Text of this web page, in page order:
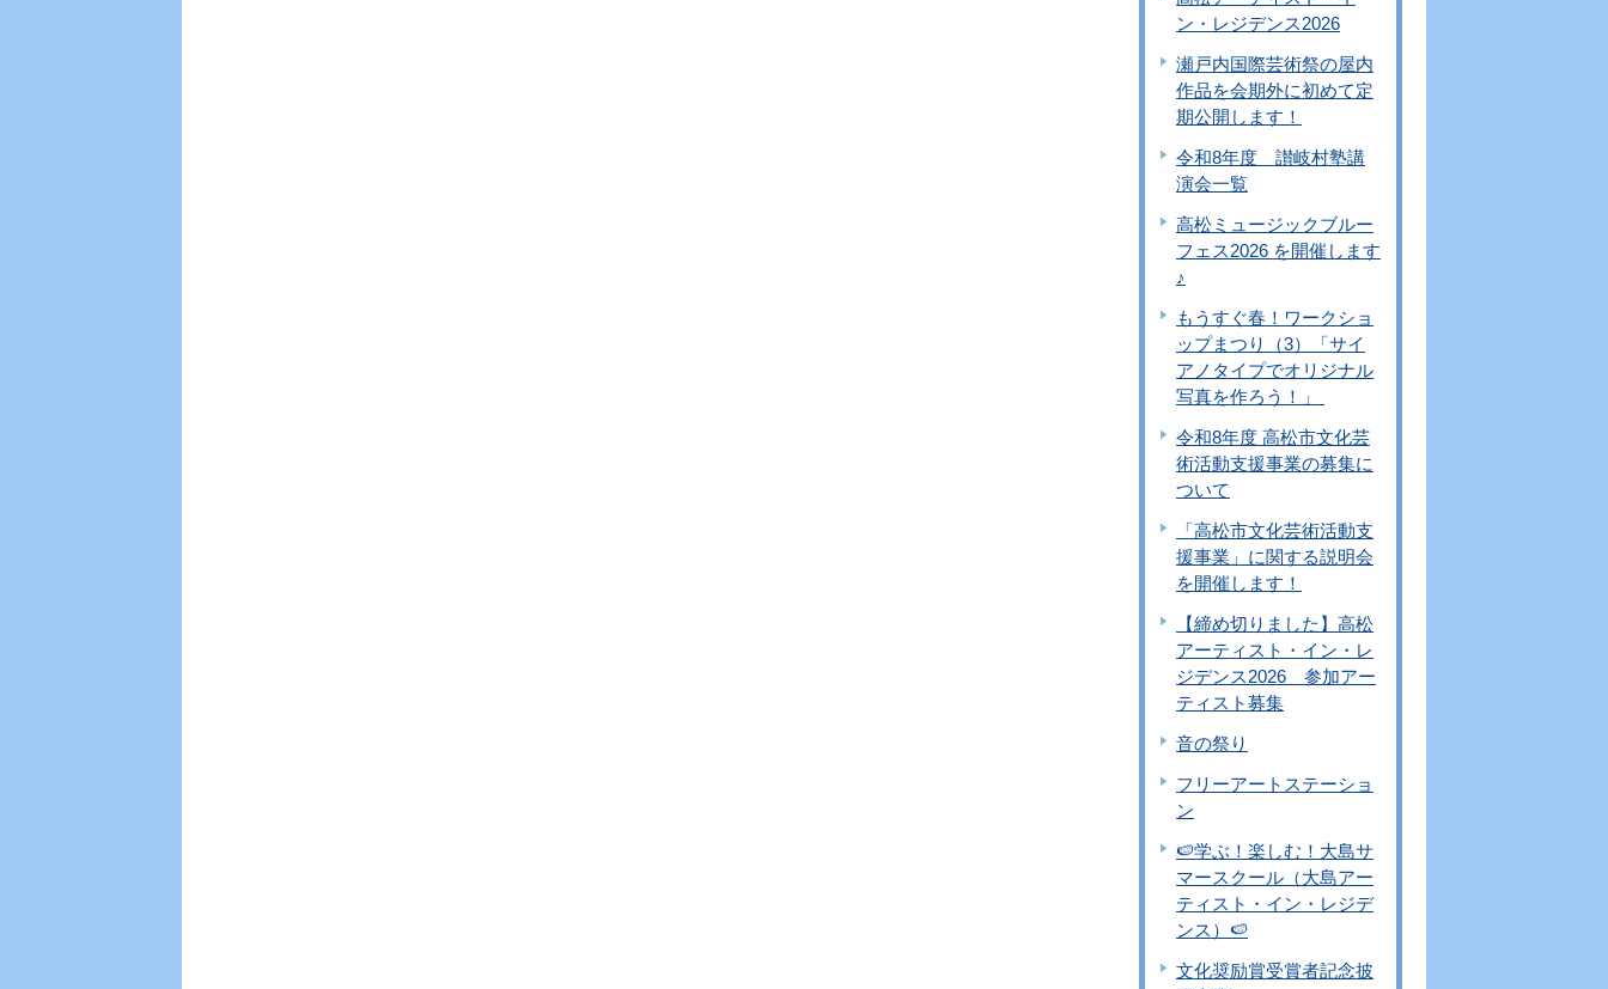
ン・レジデンス2026
瀬戸内国際芸術祭の屋内
作品を会期外に初めて定
期公開します！
令和8年度 讃岐村塾講
演会一覧
高松ミュージックブルー
フェス2026 を開催します
♪
もうすぐ春！ワークショ
ップまつり（3）「サイ
アノタイプでオリジナル
写真を作ろう！」
令和8年度 高松市文化芸
術活動支援事業の募集に
ついて
「高松市文化芸術活動支
援事業」に関する説明会
を開催します！
【締め切りました】高松
アーティスト・イン・レ
ジデンス2026 参加アー
ティスト募集
音の祭り
フリーアートステーショ
ン
🍉学ぶ！楽しむ！大島サ
マースクール（大島アー
ティスト・イン・レジデ
ンス）🍉
文化奨励賞受賞者記念披